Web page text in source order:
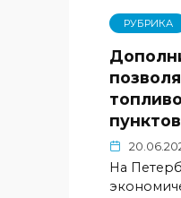
РУБРИКА
На